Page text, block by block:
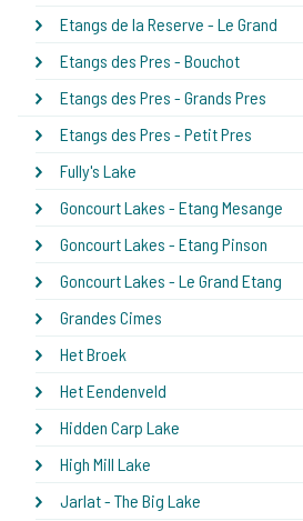
Etangs de la Reserve - Le Grand
Etangs des Pres - Bouchot
Etangs des Pres - Grands Pres
Etangs des Pres - Petit Pres
Fully's Lake
Goncourt Lakes - Etang Mesange
Goncourt Lakes - Etang Pinson
Goncourt Lakes - Le Grand Etang
Grandes Cimes
Het Broek
Het Eendenveld
Hidden Carp Lake
High Mill Lake
Jarlat - The Big Lake